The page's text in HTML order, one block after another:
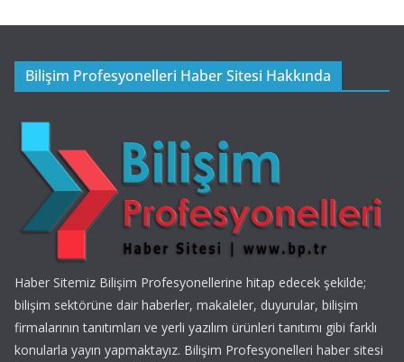
Bilişim Profesyonelleri Haber Sitesi Hakkında
Haber Sitemiz Bilişim Profesyonellerine hitap edecek şekilde;
bilişim sektörüne dair haberler, makaleler, duyurular, bilişim
firmalarının tanıtımları ve yerli yazılım ürünleri tanıtımı gibi farklı
konularla yayın yapmaktayız. Bilişim Profesyonelleri haber sitesi